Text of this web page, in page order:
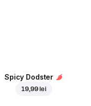
Spicy Dodster
19,99 lei